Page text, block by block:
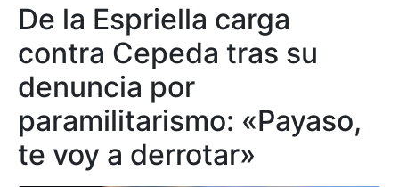
De la Espriella carga
contra Cepeda tras su
denuncia por
paramilitarismo: «Payaso,
te voy a derrotar»